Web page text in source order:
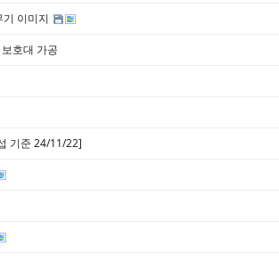
이미지
호대 가공
기준 24/11/22]